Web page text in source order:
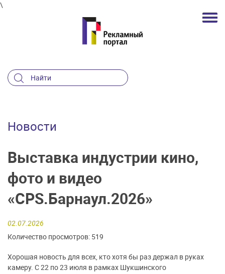
\
Новости
Выставка индустрии кино,
фото и видео
«CPS.Барнаул.2026»
02.07.2026
Количество просмотров: 519
Хорошая новость для всех, кто хотя бы раз держал в руках
камеру. С 22 по 23 июля в рамках Шукшинского